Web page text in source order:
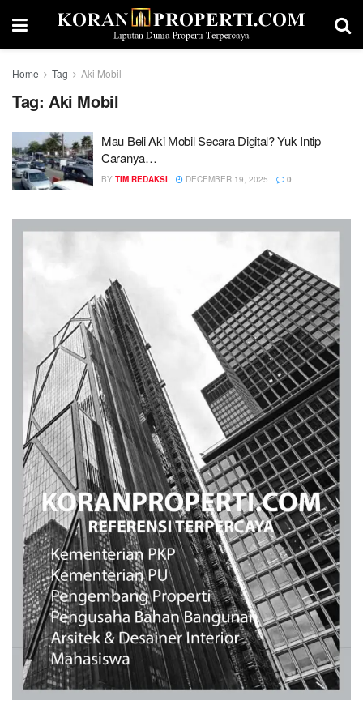
Home Tag Aki Mobil
Tag: Aki Mobil
Mau Beli Aki Mobil Secara Digital? Yuk Intip
Caranya…
BY TIM REDAKSI DECEMBER 19, 2025 0